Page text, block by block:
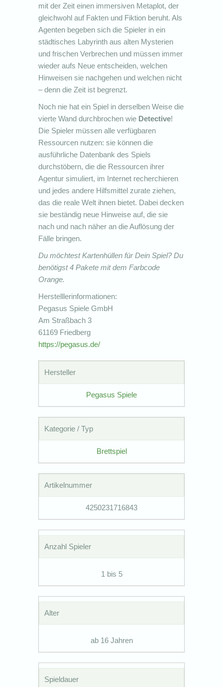
mit der Zeit einen immersiven Metaplot, der
gleichwohl auf Fakten und Fiktion beruht. Als
Agenten begeben sich die Spieler in ein
städtisches Labyrinth aus alten Mysterien
und frischen Verbrechen und müssen immer
wieder aufs Neue entscheiden, welchen
Hinweisen sie nachgehen und welchen nicht
– denn die Zeit ist begrenzt.
Noch nie hat ein Spiel in derselben Weise die
vierte Wand durchbrochen wie Detective!
Die Spieler müssen alle verfügbaren
Ressourcen nutzen: sie können die
ausführliche Datenbank des Spiels
durchstöbern, die die Ressourcen ihrer
Agentur simuliert, im Internet recherchieren
und jedes andere Hilfsmittel zurate ziehen,
das die reale Welt ihnen bietet. Dabei decken
sie beständig neue Hinweise auf, die sie
nach und nach näher an die Auflösung der
Fälle bringen.
Du möchtest Kartenhüllen für Dein Spiel? Du
benötigst 4 Pakete mit dem Farbcode
Orange.
Herstelllerinformationen:
Pegasus Spiele GmbH
Am Straßbach 3
61169 Friedberg
https://pegasus.de/
Hersteller
Pegasus Spiele
Kategorie / Typ
Brettspiel
Artikelnummer
4250231716843
Anzahl Spieler
1 bis 5
Alter
ab 16 Jahren
Spieldauer